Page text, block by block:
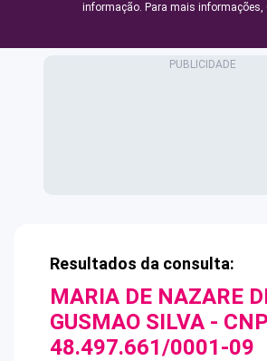
informação. Para mais informações,
Resultados da consulta:
MARIA DE NAZARE
GUSMAO SILVA -
48.497.661/0001-09